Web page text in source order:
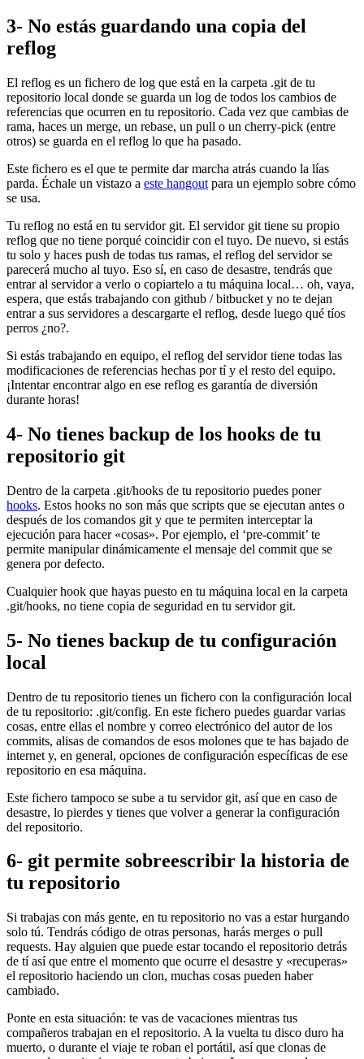
3- No estás guardando una copia del
reflog
El reflog es un fichero de log que está en la carpeta .git de tu
repositorio local donde se guarda un log de todos los cambios de
referencias que ocurren en tu repositorio. Cada vez que cambias de
rama, haces un merge, un rebase, un pull o un cherry-pick (entre
otros) se guarda en el reflog lo que ha pasado.
Este fichero es el que te permite dar marcha atrás cuando la lías
parda. Échale un vistazo a este hangout para un ejemplo sobre cómo
se usa.
Tu reflog no está en tu servidor git. El servidor git tiene su propio
reflog que no tiene porqué coincidir con el tuyo. De nuevo, si estás
tu solo y haces push de todas tus ramas, el reflog del servidor se
parecerá mucho al tuyo. Eso sí, en caso de desastre, tendrás que
entrar al servidor a verlo o copiartelo a tu máquina local… oh, vaya,
espera, que estás trabajando con github / bitbucket y no te dejan
entrar a sus servidores a descargarte el reflog, desde luego qué tíos
perros ¿no?.
Si estás trabajando en equipo, el reflog del servidor tiene todas las
modificaciones de referencias hechas por tí y el resto del equipo.
¡Intentar encontrar algo en ese reflog es garantía de diversión
durante horas!
4- No tienes backup de los hooks de tu
repositorio git
Dentro de la carpeta .git/hooks de tu repositorio puedes poner
hooks. Estos hooks no son más que scripts que se ejecutan antes o
después de los comandos git y que te permiten interceptar la
ejecución para hacer «cosas». Por ejemplo, el ‘pre-commit’ te
permite manipular dinámicamente el mensaje del commit que se
genera por defecto.
Cualquier hook que hayas puesto en tu máquina local en la carpeta
.git/hooks, no tiene copia de seguridad en tu servidor git.
5- No tienes backup de tu configuración
local
Dentro de tu repositorio tienes un fichero con la configuración local
de tu repositorio: .git/config. En este fichero puedes guardar varias
cosas, entre ellas el nombre y correo electrónico del autor de los
commits, alisas de comandos de esos molones que te has bajado de
internet y, en general, opciones de configuración específicas de ese
repositorio en esa máquina.
Este fichero tampoco se sube a tu servidor git, así que en caso de
desastre, lo pierdes y tienes que volver a generar la configuración
del repositorio.
6- git permite sobreescribir la historia de
tu repositorio
Si trabajas con más gente, en tu repositorio no vas a estar hurgando
solo tú. Tendrás código de otras personas, harás merges o pull
requests. Hay alguien que puede estar tocando el repositorio detrás
de tí así que entre el momento que ocurre el desastre y «recuperas»
el repositorio haciendo un clon, muchas cosas pueden haber
cambiado.
Ponte en esta situación: te vas de vacaciones mientras tus
compañeros trabajan en el repositorio. A la vuelta tu disco duro ha
muerto, o durante el viaje te roban el portátil, así que clonas de